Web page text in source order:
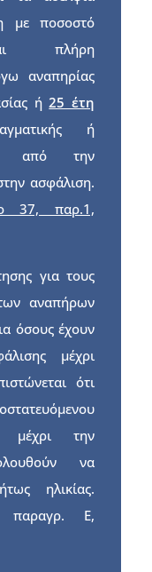
με ποσοστό
πλήρη
αναπηρίας
ή25 έτη
ή
από την
ασφάλιση.
37, παρ.1,
για τους
αναπήρων
όσους έχουν
μέχρι
ότι
μέχρι την
να
ηλικίας.
παραγρ. Ε,